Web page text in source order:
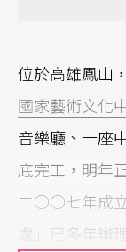
位於高雄鳳山
國家藝術文化
音樂廳、一座
底完工，明年
二○○七年成
處」已多年辦